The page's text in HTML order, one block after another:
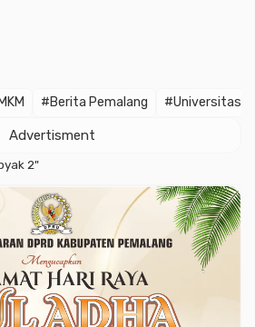
#Berita Pemalang #Universitas
Advertisment
2"